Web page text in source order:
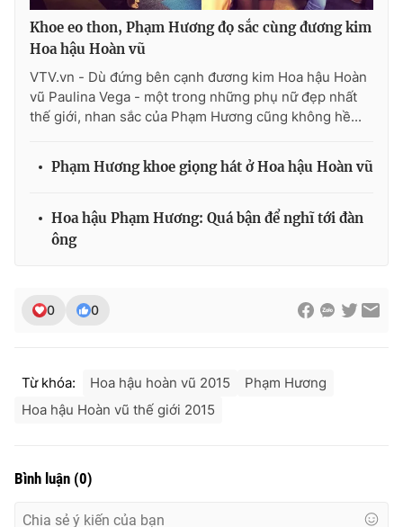
Ðiện thoại Thời báo VTV:024.66 897 897
Email:toasoan@vtv.vn
Liên hệ quảng cáo:
® Cấm sao chép dưới mọi hình thức nếu không có sự chấp
Khoe eo thon, Phạm Hương đọ sắc cùng đương kim
Hoa hậu Hoàn vũ
VTV.vn - Dù đứng bên cạnh đương kim Hoa hậu Hoàn
vũ Paulina Vega - một trong những phụ nữ đẹp nhất
thế giới, nhan sắc của Phạm Hương cũng không hề...
Phạm Hương khoe giọng hát ở Hoa hậu Hoàn vũ
Hoa hậu Phạm Hương: Quá bận để nghĩ tới đàn
ông
0 0
Từ khóa: Hoa hậu hoàn vũ 2015
Phạm Hương
Hoa hậu Hoàn vũ thế giới 2015
Bình luận (0)